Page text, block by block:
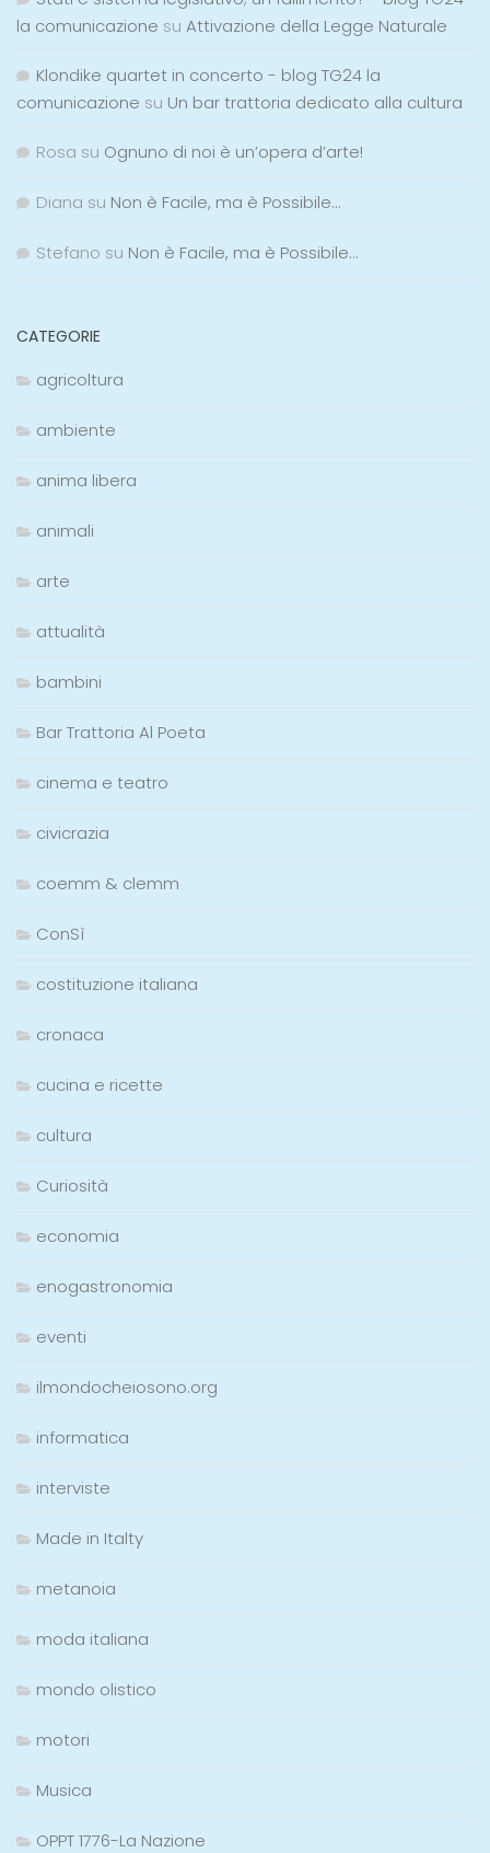
la comunicazione su Attivazione della Legge Naturale
Klondike quartet in concerto - blog TG24 la
comunicazione su Un bar trattoria dedicato alla cultura
Rosa su Ognuno di noi è un’opera d’arte!
Diana su Non è Facile, ma è Possibile…
Stefano su Non è Facile, ma è Possibile…
CATEGORIE
agricoltura
ambiente
anima libera
animali
arte
attualità
bambini
Bar Trattoria Al Poeta
cinema e teatro
civicrazia
coemm & clemm
ConSì
costituzione italiana
cronaca
cucina e ricette
cultura
Curiosità
economia
enogastronomia
eventi
ilmondocheiosono.org
informatica
interviste
Made in Italty
metanoia
moda italiana
mondo olistico
motori
Musica
OPPT 1776-La Nazione